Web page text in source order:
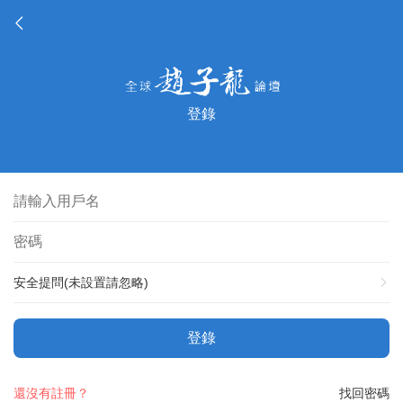
登錄
安全提問(未設置請忽略)
登錄
找回密碼
還沒有註冊？